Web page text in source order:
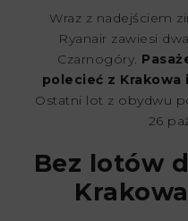
Wraz z nadejściem
Ryanair zawiesi
Czarnogóry.
polecieć z Krakowa
Ostatni lot z obydwu
26
Bez lotów